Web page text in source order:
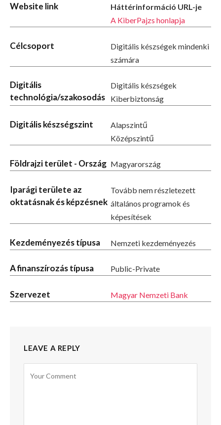
Website link
Háttérinformáció URL-je
A KiberPajzs honlapja
Célcsoport
Digitális készségek mindenki
számára
Digitális
technológia/szakosodás
Digitális készségek
Kiberbiztonság
Digitális készségszint
Alapszintű
Középszintű
Földrajzi terület - Ország Magyarország
Iparági területe az
oktatásnak és képzésnek
Tovább nem részletezett
általános programok és
képesítések
Kezdeményezés típusa Nemzeti kezdeményezés
A finanszírozás típusa Public-Private
Szervezet Magyar Nemzeti Bank
LEAVE A REPLY